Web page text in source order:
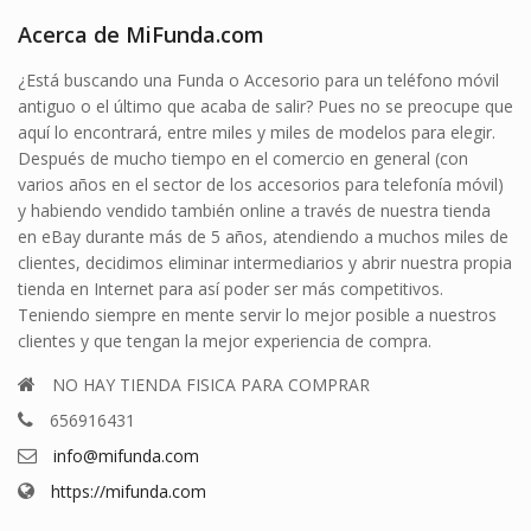
Acerca de MiFunda.com
¿Está buscando una Funda o Accesorio para un teléfono móvil
antiguo o el último que acaba de salir? Pues no se preocupe que
aquí lo encontrará, entre miles y miles de modelos para elegir.
Después de mucho tiempo en el comercio en general (con
varios años en el sector de los accesorios para telefonía móvil)
y habiendo vendido también online a través de nuestra tienda
en eBay durante más de 5 años, atendiendo a muchos miles de
clientes, decidimos eliminar intermediarios y abrir nuestra propia
tienda en Internet para así poder ser más competitivos.
Teniendo siempre en mente servir lo mejor posible a nuestros
clientes y que tengan la mejor experiencia de compra.
NO HAY TIENDA FISICA PARA COMPRAR
656916431
info@mifunda.com
https://mifunda.com